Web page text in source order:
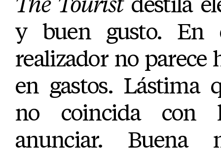
y buen gusto. En
realizador no parece
en gastos. Lástima
no coincida con
anunciar. Buena